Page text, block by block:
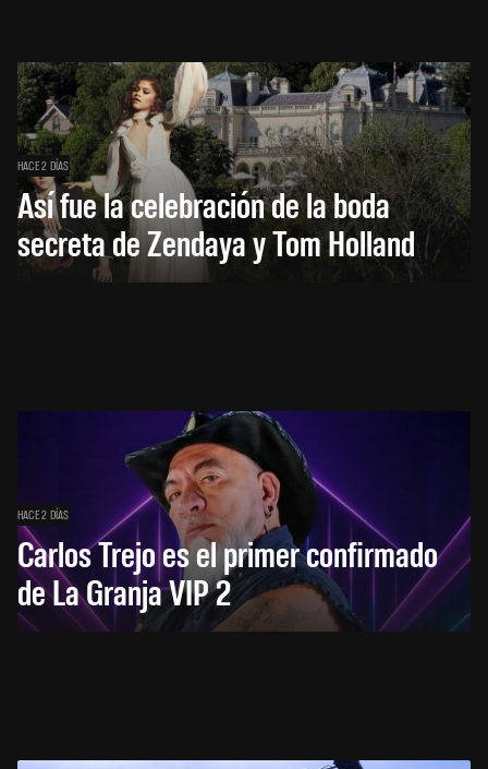
HACE 2 DÍAS
Así fue la celebración de la boda
secreta de Zendaya y Tom Holland
HACE 2 DÍAS
Carlos Trejo es el primer confirmado
de La Granja VIP 2